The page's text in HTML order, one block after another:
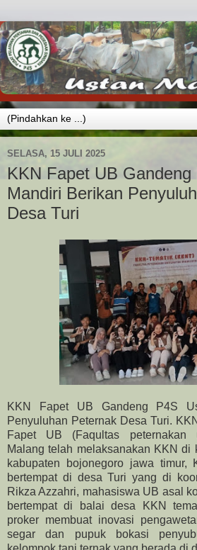
SELASA, 15 JULI 2025
KKN Fapet UB Gandeng
Mandiri Berikan
Desa Turi
KKN Fapet UB Gandeng P4S
Penyuluhan Peternak Desa Turi.
Fapet UB (Faqultas peternakan
Malang telah melaksanakan KKN di
kabupaten bojonegoro jawa timur,
bertempat di desa Turi yang di
Rikza Azzahri, mahasiswa UB asal
bertempat di balai desa KKN
proker membuat inovasi
segar dan pupuk bokasi